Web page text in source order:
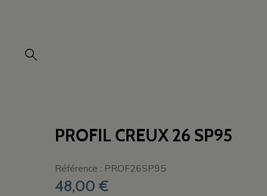
PROFIL CREUX 26 SP95
Référence : PROF26SP95
48,00 €